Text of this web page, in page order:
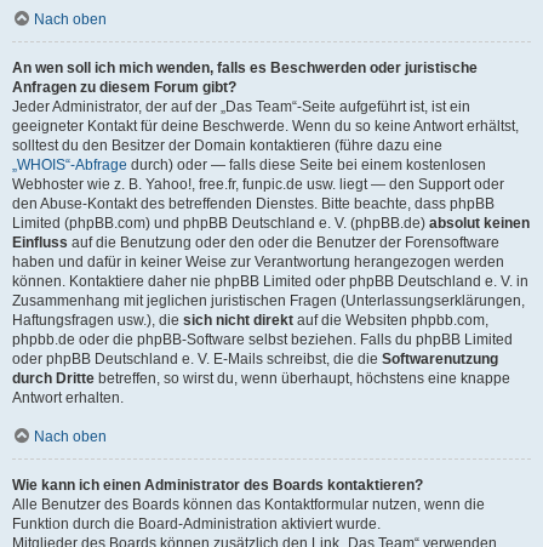
Nach oben
An wen soll ich mich wenden, falls es Beschwerden oder juristische
Anfragen zu diesem Forum gibt?
Jeder Administrator, der auf der „Das Team“-Seite aufgeführt ist, ist ein
geeigneter Kontakt für deine Beschwerde. Wenn du so keine Antwort erhältst,
solltest du den Besitzer der Domain kontaktieren (führe dazu eine
„WHOIS“-Abfrage durch) oder — falls diese Seite bei einem kostenlosen
Webhoster wie z. B. Yahoo!, free.fr, funpic.de usw. liegt — den Support oder
den Abuse-Kontakt des betreffenden Dienstes. Bitte beachte, dass phpBB
Limited (phpBB.com) und phpBB Deutschland e. V. (phpBB.de) absolut keinen
Einfluss auf die Benutzung oder den oder die Benutzer der Forensoftware
haben und dafür in keiner Weise zur Verantwortung herangezogen werden
können. Kontaktiere daher nie phpBB Limited oder phpBB Deutschland e. V. in
Zusammenhang mit jeglichen juristischen Fragen (Unterlassungserklärungen,
Haftungsfragen usw.), die sich nicht direkt auf die Websiten phpbb.com,
phpbb.de oder die phpBB-Software selbst beziehen. Falls du phpBB Limited
oder phpBB Deutschland e. V. E-Mails schreibst, die die Softwarenutzung
durch Dritte betreffen, so wirst du, wenn überhaupt, höchstens eine knappe
Antwort erhalten.
Nach oben
Wie kann ich einen Administrator des Boards kontaktieren?
Alle Benutzer des Boards können das Kontaktformular nutzen, wenn die
Funktion durch die Board-Administration aktiviert wurde.
Mitglieder des Boards können zusätzlich den Link „Das Team“ verwenden.